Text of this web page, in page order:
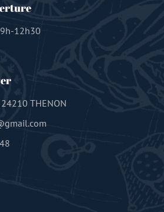
12h30
THENON